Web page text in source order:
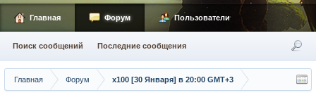
Главная Форум х100 [30 Января] в 20:00 GMT+3
Главная Форум
Поиск сообщений Последние сообщения
Пользователи